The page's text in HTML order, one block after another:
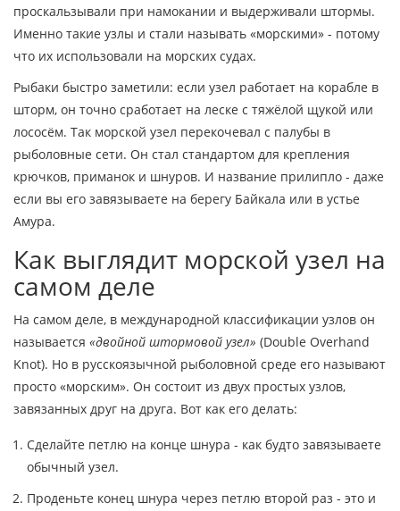
проскальзывали при намокании и выдерживали штормы.
Именно такие узлы и стали называть «морскими» - потому
что их использовали на морских судах.
Рыбаки быстро заметили: если узел работает на корабле в
шторм, он точно сработает на леске с тяжёлой щукой или
лососём. Так морской узел перекочевал с палубы в
рыболовные сети. Он стал стандартом для крепления
крючков, приманок и шнуров. И название прилипло - даже
если вы его завязываете на берегу Байкала или в устье
Амура.
Как выглядит морской узел на
самом деле
На самом деле, в международной классификации узлов он
называется «двойной штормовой узел» (Double Overhand
Knot). Но в русскоязычной рыболовной среде его называют
просто «морским». Он состоит из двух простых узлов,
завязанных друг на друга. Вот как его делать:
Сделайте петлю на конце шнура - как будто завязываете
обычный узел.
Проденьте конец шнура через петлю второй раз - это и